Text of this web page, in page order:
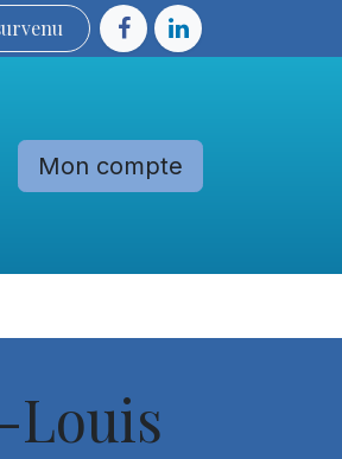
Mon compte
Louis